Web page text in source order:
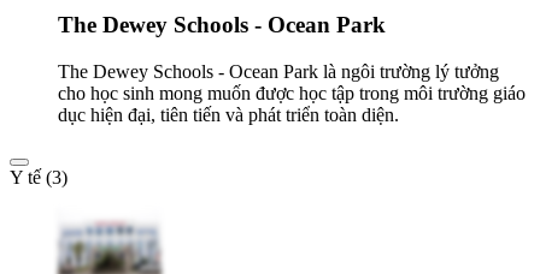
The Dewey Schools - Ocean Park
The Dewey Schools - Ocean Park là ngôi trường lý tưởng
cho học sinh mong muốn được học tập trong môi trường giáo
dục hiện đại, tiên tiến và phát triển toàn diện.
Y tế (3)